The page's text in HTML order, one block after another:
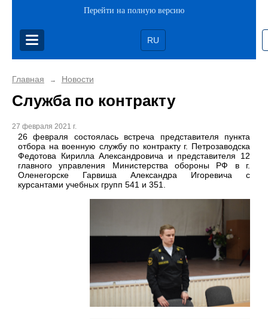
Перейти на полную версию
RU
Главная → Новости
Служба по контракту
27 февраля 2021 г.
26 февраля состоялась встреча представителя пункта
отбора на военную службу по контракту г. Петрозаводска
Федотова Кирилла Александровича и представителя 12
главного управления Министерства обороны РФ в г.
Оленегорске Гарвиша Александра Игоревича с
курсантами учебных групп 541 и 351.